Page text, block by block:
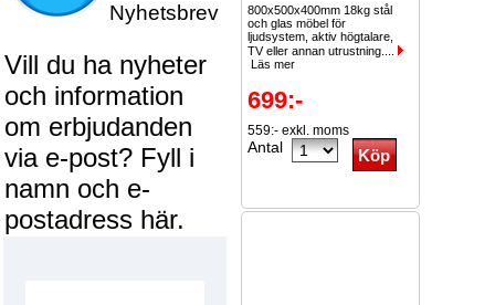
Nyhetsbrev
Vill du ha nyheter
och information
om erbjudanden
via e-post? Fyll i
namn och e-
postadress här.
800x500x400mm 18kg stål
och glas möbel för
ljudsystem, aktiv högtalare,
TV eller annan utrustning....
Läs mer
699:-
559:- exkl. moms
Antal